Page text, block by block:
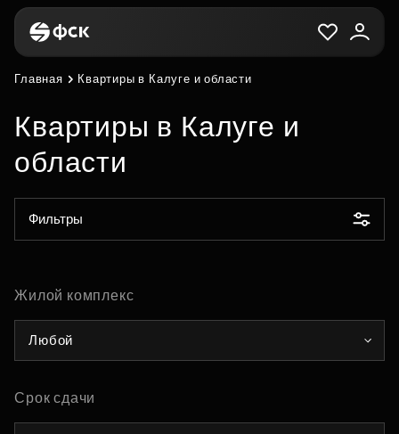
Главная Квартиры в Калуге и области
Квартиры в Калуге и
области
Фильтры
Жилой комплекс
Любой
Срок сдачи